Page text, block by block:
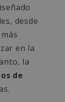
desde
en la
la
de